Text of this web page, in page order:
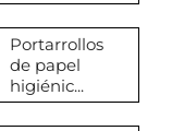
Portarrollos
de papel
higiénic...